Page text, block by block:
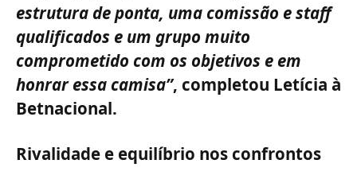
estrutura de ponta, uma comissão e staff
qualificados e um grupo muito
comprometido com os objetivos e em
honrar essa camisa”, completou Letícia à
Betnacional.
Rivalidade e equilíbrio nos confrontos